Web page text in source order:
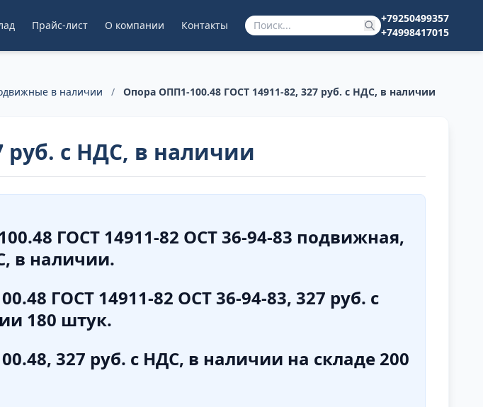
Прайс-лист О компании Контакты
+79250499357
+74998417015
в наличии / Опора ОПП1-100.48 ГОСТ 14911-82, 327 руб. с НДС, в наличии
руб. с НДС, в наличии
ГОСТ 14911-82 ОСТ 36-94-83 подвижная,
в наличии.
ГОСТ 14911-82 ОСТ 36-94-83, 327 руб. с
180 штук.
327 руб. с НДС, в наличии на складе 200